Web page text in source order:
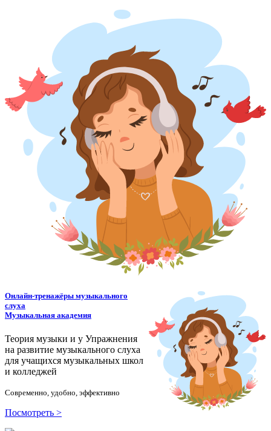
Онлайн-тренажёры музыкального
слуха
Музыкальная академия
Теория музыки и у Упражнения
на развитие музыкального слуха
для учащихся музыкальных школ
и колледжей
Современно, удобно, эффективно
Посмотреть >